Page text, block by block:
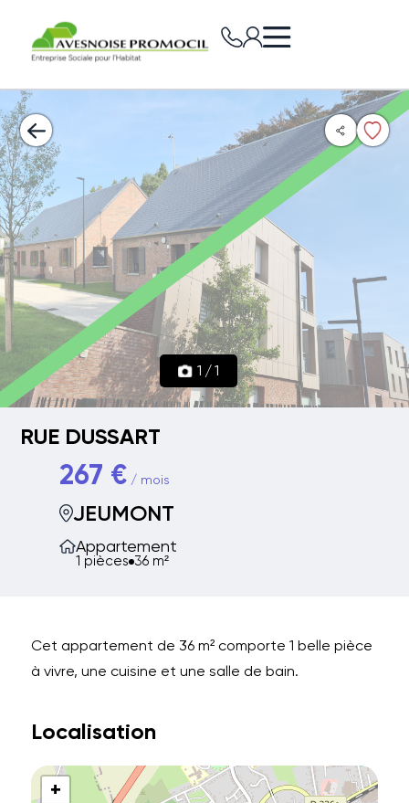
1 /1
RUE DUSSART
267 €/ mois
JEUMONT
Appartement
1 pièces 36 m²
Cet appartement de 36 m² comporte 1 belle pièce
à vivre, une cuisine et une salle de bain.
Localisation
+